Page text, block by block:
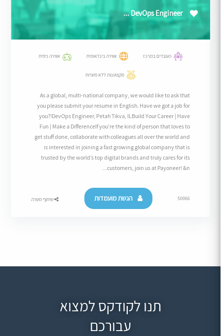
DevOps Engineer ...
העובדים במרכז אווירה בינלאומית אווירה כיפית
מקצוענות ללא פשרות
As a global, multi-national company, we would like to ask that
you please submit your resume in English. Have we got a job for
you?!DevOps Engineer, Petah Tikva, ILBuild Your Career | Have
Fun | Make a DifferenceIf you’re the kind of person that loves to
get stuff done, collaborate with colleagues all over the world and
is interested in joining a fast growing global company that is
trusted by the world’s top digital brands and truly cares for its
customers, join us at Payoneer! &n...
50066 הגשת מועמדות שיתוף משרה
תנו לקודקס למצוא
עבורכם